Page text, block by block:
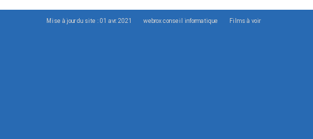
Mise à jour du site : 01 avr. 2021 webrox conseil informatique Films à voir